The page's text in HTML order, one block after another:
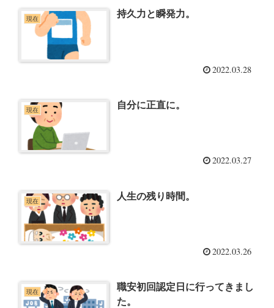
現在 持久力と瞬発力。
2022.03.28
現在 自分に正直に。
2022.03.27
現在 人生の残り時間。
2022.03.26
現在
職安初回認定日に行ってきまし
た。